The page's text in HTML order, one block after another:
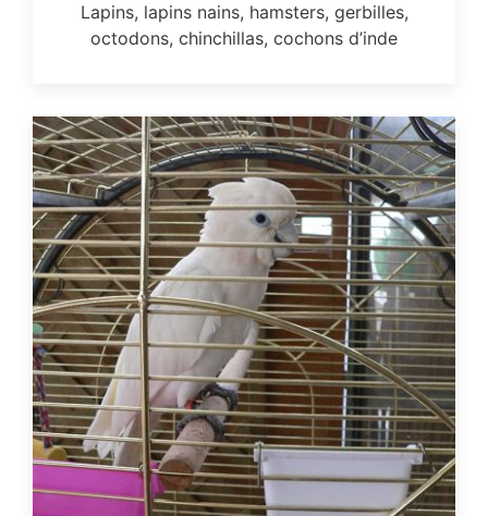
Lapins, lapins nains, hamsters, gerbilles,
octodons, chinchillas, cochons d’inde